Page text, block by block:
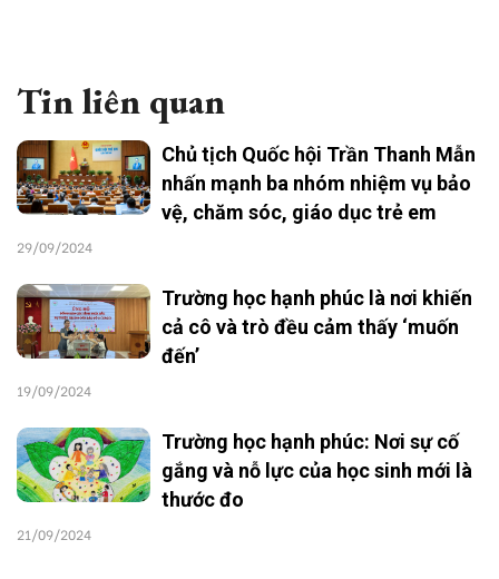
Tin liên quan
Chủ tịch Quốc hội Trần Thanh Mẫn
nhấn mạnh ba nhóm nhiệm vụ bảo
vệ, chăm sóc, giáo dục trẻ em
29/09/2024
Trường học hạnh phúc là nơi khiến
cả cô và trò đều cảm thấy ‘muốn
đến’
19/09/2024
Trường học hạnh phúc: Nơi sự cố
gắng và nỗ lực của học sinh mới là
thước đo
21/09/2024